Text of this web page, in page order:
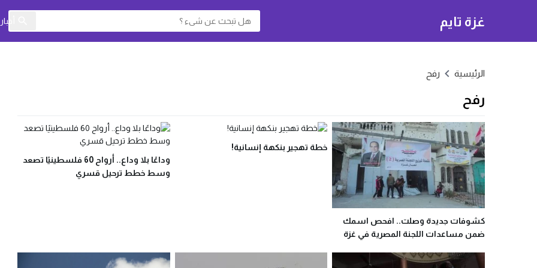
غزة تايم
الرئيسية رفح
رفح
كشوفات جديدة وصلت.. افحص اسمك
ضمن مساعدات اللجنة المصرية في غزة
خطة تهجير بنكهة إنسانية!
وداعًا بلا وداع.. أرواح 60 فلسطينيًا تصعد
وسط خطط ترحيل قسري